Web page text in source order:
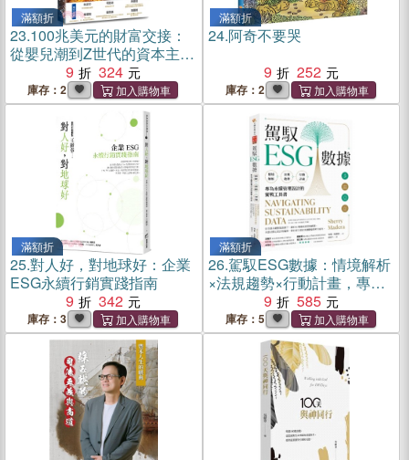
滿額折
23.100兆美元的財富交接：
從嬰兒潮到Z世代的資本主義
9 324
庫存：2
滿額折
24.阿奇不要哭
9
252
庫存：2
滿額折
25.對人好，對地球好：企業
ESG永續行銷實踐指南
9
342
庫存：3
滿額折
26.駕馭ESG數據：情境解析
×法規趨勢×行動計畫，專為
永續管理設計的實戰工具書
9 585
庫存：5